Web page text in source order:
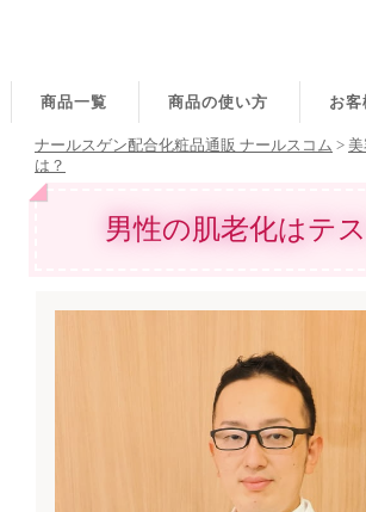
商品一覧 商品の使い方 お客
ナールスゲン配合化粧品通販 ナールスコム >
は？
男性の肌老化はテ